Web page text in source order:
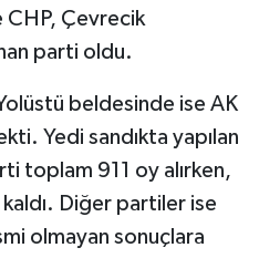
CHP, Çevrecik
parti oldu.
beldesinde ise AK
Yedi sandıkta yapılan
toplam 911 oy alırken,
Diğer partiler ise
olmayan sonuçlara